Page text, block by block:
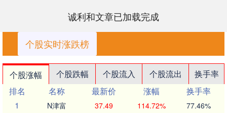
诚利和文章已加载完成
个股实时涨跌榜
个股涨幅 个股跌幅 个股流入 个股流出
换手率
排名
名称 最新价 涨幅
换手率
1
N津富 37.49 114.72% 77.46%